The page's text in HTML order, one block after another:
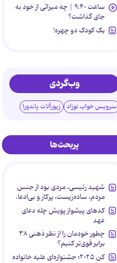
ساعت ۹:۴۰ | چه میراثی از خود به
جای گذاشت؟
یک کودک دو چهره!
وب‌گردی
سرویس خواب نوزاد زیورآلات پاندورا
پربحث‌ها
شهید رئیسی، مردی بود از جنس
مردم، ساده‌زیست، پرکار و بی‌ادعا.
کدهای پیشواز پویش چله دعای
عهد
چطور خودمان را از نظر ذهنی ۳۸
برابر قوی‌تر کنیم؟
کن ۲۰۲۵؛ جشنواره‌ای علیه خانواده